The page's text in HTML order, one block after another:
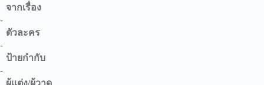
จากเรื่อง
-
ตัวละคร
-
ป้ายกำกับ
-
ผู้แต่ง/ผู้วาด